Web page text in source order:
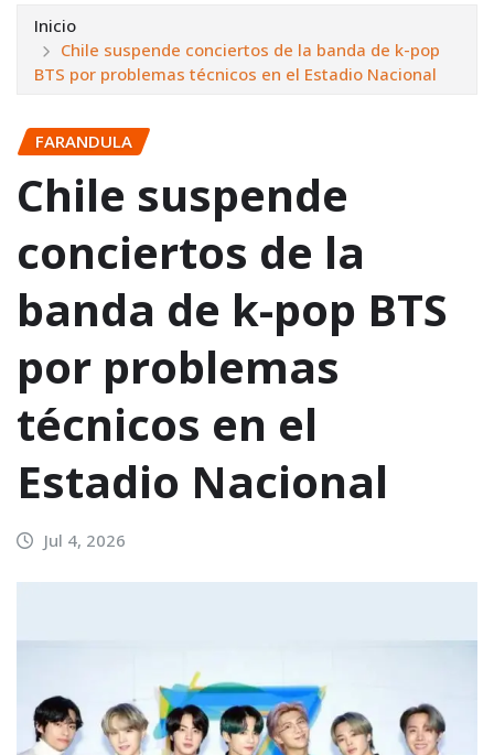
Inicio
Chile suspende conciertos de la banda de k-pop
BTS por problemas técnicos en el Estadio Nacional
FARANDULA
Chile suspende
conciertos de la
banda de k-pop BTS
por problemas
técnicos en el
Estadio Nacional
Jul 4, 2026